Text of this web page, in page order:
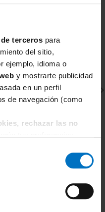
terceros para
del sitio,
ejemplo, idioma o
y mostrarte publicidad
en un perfil
de navegación (como
rechazar las no
Marie Jo Tom